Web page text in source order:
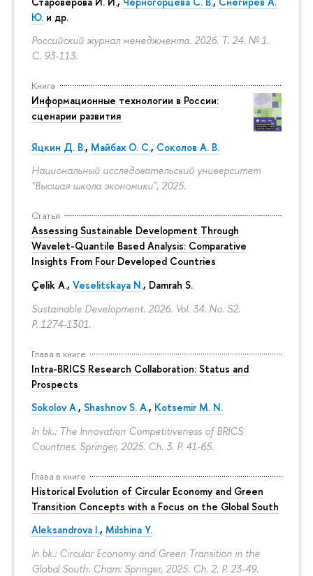
Ю. и др.
Российский журнал менеджмента. 2026. Т. 24. № 1.
С. 93-113.
Книга
Информационные технологии в России:
сценарии развития
Яцкин Д. В., Майбах О. С., Соколов А. В.
Национальный исследовательский университет
"Высшая школа экономики", 2025.
Статья
Assessing Sustainable Development Through
Wavelet-Quantile Based Analysis: Comparative
Insights From Four Developed Countries
Çelik A., Veselitskaya N., Damrah S.
Sustainable Development. 2026. Vol. 34. No. S2.
P. 1274-1301.
Глава в книге
Intra-BRICS Research Collaboration: Status and
Prospects
Sokolov A., Shashnov S. A., Kotsemir M. N.
In bk.: The Innovation Competitiveness of BRICS
Countries. Springer, 2025. Ch. 3. P. 41-65.
Глава в книге
Historical Evolution of Circular Economy and Green
Transition Concepts with a Focus on the Global South
Aleksandrova I., Milshina Y.
In bk.: Circular Economy and Green Transition in the
Global South. Cham: Springer, 2025. Ch. 2. P. 23-49.